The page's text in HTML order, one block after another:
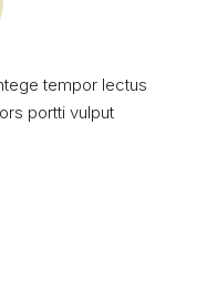
tempor lectus
portti vulput